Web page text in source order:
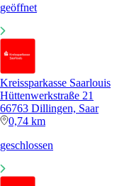
geöffnet
Kreissparkasse Saarlouis
Hüttenwerkstraße 21
66763 Dillingen, Saar
0,74 km
geschlossen